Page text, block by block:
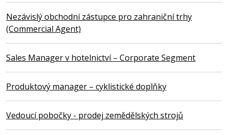
Nezávislý obchodní zástupce pro zahraniční trhy
(Commercial Agent)
Sales Manager v hotelnictví – Corporate Segment
Produktový manager – cyklistické doplňky
Vedoucí pobočky - prodej zemědělských strojů